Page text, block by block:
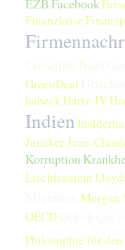
Finanzkrise
Gesellschaft
GreenDeal
habeckHartz-IV
Indien
Juncker Jean-
Korruption
Liechtenstein
Morgan
OECD
Philosophie für